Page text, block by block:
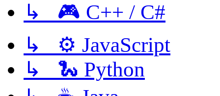
↳ 🎮 C++ / C#
↳ ⚙️ JavaScript
↳ 🐍 Python